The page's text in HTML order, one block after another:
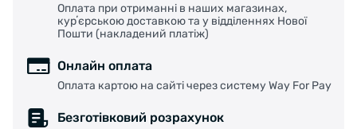
Оплата при отриманні в наших магазинах,
курʼєрською доставкою та у відділеннях Нової
Пошти (накладений платіж)
Онлайн оплата
Оплата картою на сайті через систему Way For Pay
Безготівковий розрахунок